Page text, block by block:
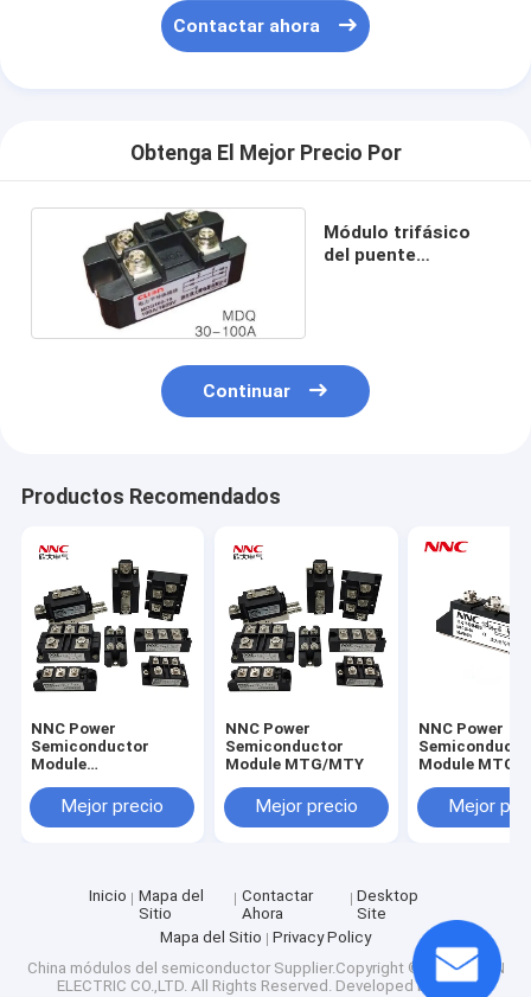
Contactar ahora
Obtenga El Mejor Precio Por
Módulo trifásico
del puente
Continuar
Productos Recomendados
NNC Power
Semiconductor
Module
Mejor precio
NNC Power
Semiconductor
Module MTG/MTY
Mejor precio
NNC Power
Module MTC
Mejor
Inicio
Mapa del
Sitio
Contactar
Ahora
Desktop
Site
Mapa del Sitio
Privacy Policy
China módulos del semiconductorSupplier.Copyright © 2025 CLION
ELECTRIC CO.,LTD. All Rights Reserved. Developed byECER